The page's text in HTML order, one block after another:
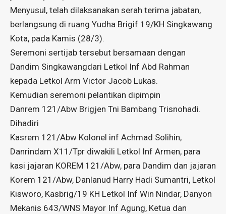
Menyusul, telah dilaksanakan serah terima jabatan,
berlangsung di ruang Yudha Brigif 19/KH Singkawang
Kota, pada Kamis (28/3).
Seremoni sertijab tersebut bersamaan dengan
Dandim Singkawangdari Letkol Inf Abd Rahman
kepada Letkol Arm Victor Jacob Lukas.
Kemudian seremoni pelantikan dipimpin
Danrem 121/Abw Brigjen Tni Bambang Trisnohadi.
Dihadiri
Kasrem 121/Abw Kolonel inf Achmad Solihin,
Danrindam X11/Tpr diwakili Letkol Inf Armen, para
kasi jajaran KOREM 121/Abw, para Dandim dan jajaran
Korem 121/Abw, Danlanud Harry Hadi Sumantri, Letkol
Kisworo, Kasbrig/19 KH Letkol Inf Win Nindar, Danyon
Mekanis 643/WNS Mayor Inf Agung, Ketua dan